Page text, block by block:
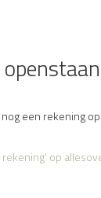
een rekening
op